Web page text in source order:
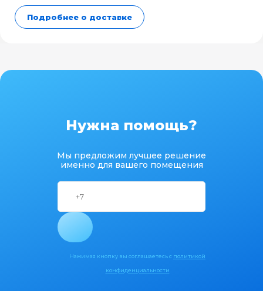
Подробнее о доставке
Нужна помощь?
Мы предложим лучшее решение
именно для вашего помещения
Нажимая кнопку вы соглашаетесь с политикой
конфиденциальности